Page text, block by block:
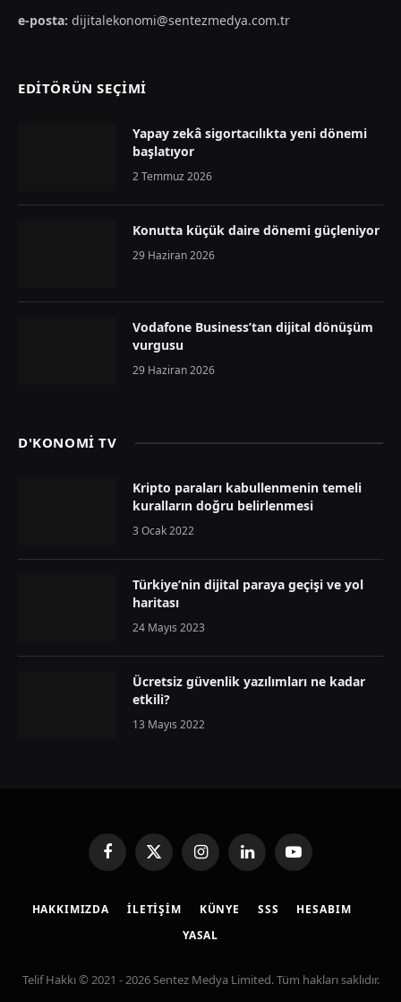
e-posta: dijitalekonomi@sentezmedya.com.tr
EDİTÖRÜN SEÇİMİ
Yapay zekâ sigortacılıkta yeni dönemi
başlatıyor
2 Temmuz 2026
Konutta küçük daire dönemi güçleniyor
29 Haziran 2026
Vodafone Business’tan dijital dönüşüm
vurgusu
29 Haziran 2026
D'KONOMİ TV
Kripto paraları kabullenmenin temeli
kuralların doğru belirlenmesi
3 Ocak 2022
Türkiye’nin dijital paraya geçişi ve yol
haritası
24 Mayıs 2023
Ücretsiz güvenlik yazılımları ne kadar
etkili?
13 Mayıs 2022
FacebookX
(Twitter)
InstagramLinkedInYouTube
HAKKIMIZDA İLETIŞIM KÜNYE SSS
HESABIM
YASAL
Telif Hakkı © 2021 - 2026 Sentez Medya Limited. Tüm hakları saklıdır.